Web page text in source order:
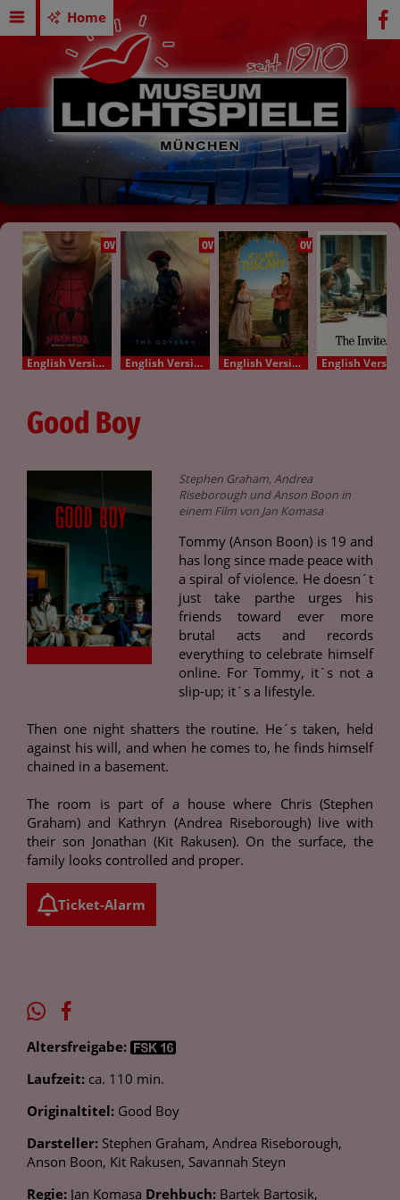
Home
OV
English Version - OV
OV
English Version - OV
OV
English Version - OV
Good Boy
Stephen Graham, Andrea
Riseborough und Anson Boon in
einem Film von Jan Komasa
Tommy (Anson Boon) is 19 and
has long since made peace with
a spiral of violence. He doesn´t
just take parthe urges his
friends toward ever more
brutal acts and records
everything to celebrate himself
online. For Tommy, it´s not a
slip-up; it´s a lifestyle.
Then one night shatters the routine. He´s taken, held
against his will, and when he comes to, he finds himself
chained in a basement.
The room is part of a house where Chris (Stephen
Graham) and Kathryn (Andrea Riseborough) live with
their son Jonathan (Kit Rakusen). On the surface, the
family looks controlled and proper.
Ticket-Alarm
Altersfreigabe:
Laufzeit: ca. 110 min.
Originaltitel: Good Boy
Darsteller: Stephen Graham, Andrea Riseborough,
Anson Boon, Kit Rakusen, Savannah Steyn
Regie: Jan Komasa Drehbuch: Bartek Bartosik,